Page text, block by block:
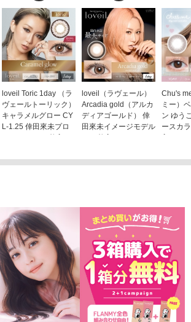
loveil Toric 1day （ラ
ヴェールトーリック）
キャラメルグロー CY
L-1.25 倖田來未プロ
デュース （10枚入
1,760円(税込)
loveil（ラヴェール）
Arcadia gold（アルカ
ディアゴールド） 倖
田來未イメージモデル
（10枚入り）
Chu's
ミー）
ン ゆう
ースカ
入り）